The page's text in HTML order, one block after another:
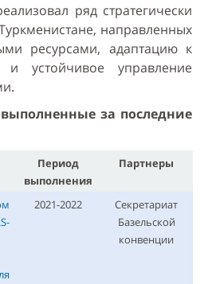
ряд стратегически
направленных
ресурсами, адаптацию к
устойчивое управление
за последние
Период
выполнения
Партнеры
2021-2022
Секретариат
Базельской
конвенции